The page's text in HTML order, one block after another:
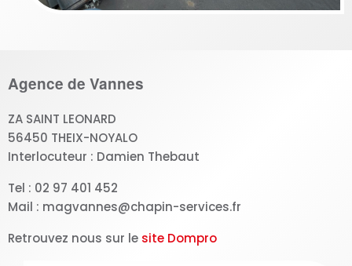
Agence de Vannes
ZA SAINT LEONARD
56450 THEIX-NOYALO
Interlocuteur : Damien Thebaut
Tel : 02 97 401 452
Mail : magvannes@chapin-services.fr
Retrouvez nous sur le site Dompro